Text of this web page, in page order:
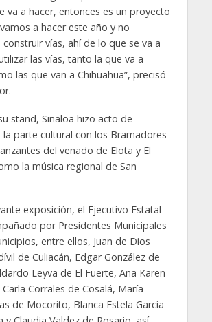
va a hacer, entonces es un proyecto
a hacer este año y no
vías, ahí de lo que se va a
las vías, tanto la que va a
las que van a Chihuahua”, precisó
stand, Sinaloa hizo acto de
la parte cultural con los Bramadores
del venado de Elota y El
la música regional de San
exposición, el Ejecutivo Estatal
por Presidentes Municipales
entre ellos, Juan de Dios
de Culiacán, Edgar González de
Leyva de El Fuerte, Ana Karen
Corrales de Cosalá, María
de Mocorito, Blanca Estela García